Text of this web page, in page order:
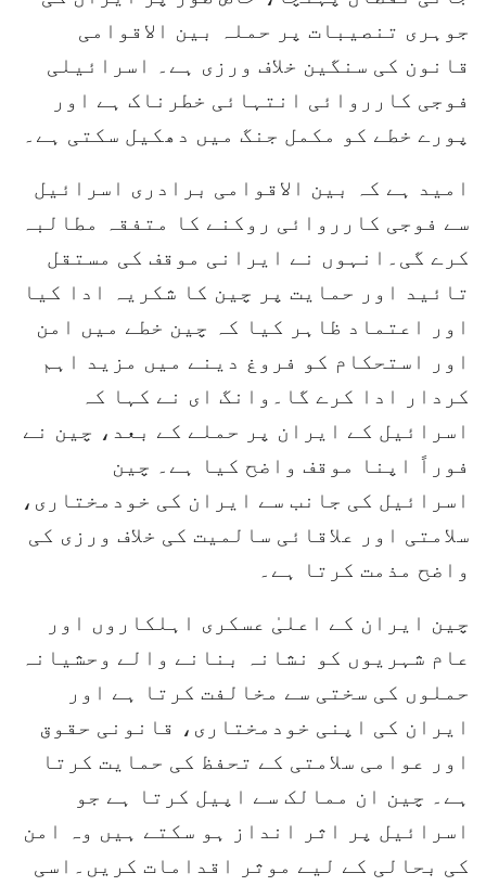
جوہری تنصیبات پر حملہ بین الاقوامی
قانون کی سنگین خلاف ورزی ہے۔ اسرائیلی
فوجی کارروائی انتہائی خطرناک ہے اور
پورے خطے کو مکمل جنگ میں دھکیل سکتی ہے۔
امید ہے کہ بین الاقوامی برادری اسرائیل
سے فوجی کارروائی روکنے کا متفقہ مطالبہ
کرے گی۔انہوں نے ایرانی موقف کی مستقل
تائید اور حمایت پر چین کا شکریہ ادا کیا
اور اعتماد ظاہر کیا کہ چین خطے میں امن
اور استحکام کو فروغ دینے میں مزید اہم
کردار ادا کرے گا۔وانگ ای نے کہا کہ
اسرائیل کے ایران پر حملے کے بعد، چین نے
فوراً اپنا موقف واضح کیا ہے۔ چین
اسرائیل کی جانب سے ایران کی خودمختاری،
سلامتی اور علاقائی سالمیت کی خلاف ورزی کی
واضح مذمت کرتا ہے۔
چین ایران کے اعلیٰ عسکری اہلکاروں اور
عام شہریوں کو نشانہ بنانے والے وحشیانہ
حملوں کی سختی سے مخالفت کرتا ہے اور
ایران کی اپنی خودمختاری، قانونی حقوق
اور عوامی سلامتی کے تحفظ کی حمایت کرتا
ہے۔ چین ان ممالک سے اپیل کرتا ہے جو
اسرائیل پر اثر انداز ہو سکتے ہیں وہ امن
کی بحالی کے لیے موثر اقدامات کریں۔اسی